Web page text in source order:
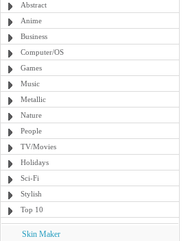
Abstract
Anime
Business
Computer/OS
Games
Music
Metallic
Nature
People
TV/Movies
Holidays
Sci-Fi
Stylish
Top 10
Skin Maker